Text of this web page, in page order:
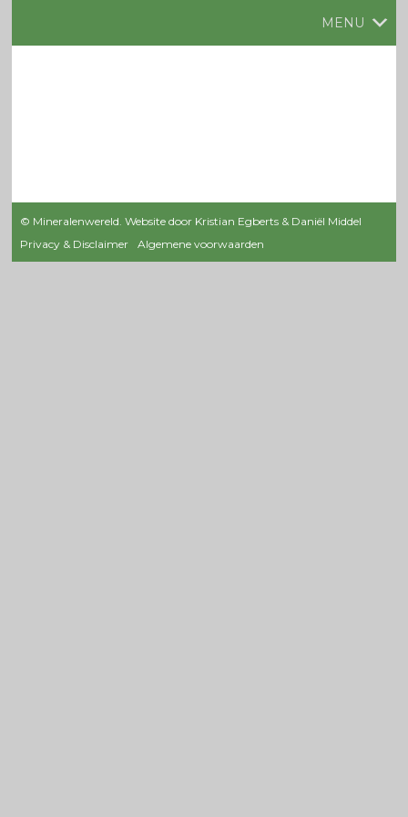
MENU
© Mineralenwereld. Website door Kristian Egberts & Daniël Middel
Privacy & Disclaimer
Algemene voorwaarden